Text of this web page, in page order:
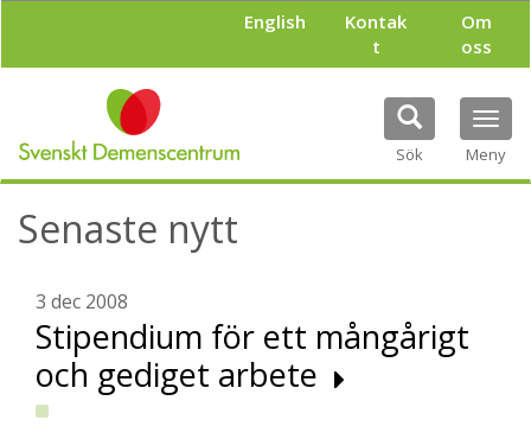
l
English
Kontak
t
Om
oss
Sök Meny
Senaste nytt
3 dec 2008
Stipendium för ett mångårigt
och gediget arbete